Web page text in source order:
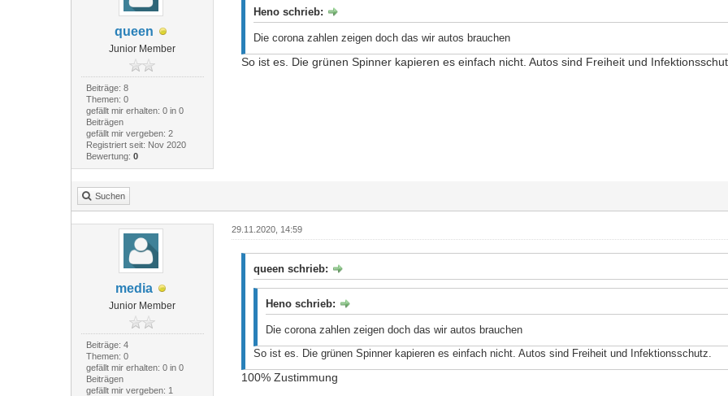
queen
Junior Member
Beiträge: 8
Themen: 0
gefällt mir erhalten: 0 in 0
Beiträgen
gefällt mir vergeben: 2
Registriert seit: Nov 2020
Bewertung: 0
Heno schrieb:
Die corona zahlen zeigen doch das wir autos brauchen
So ist es. Die grünen Spinner kapieren es einfach nicht. Autos sind Freiheit und
Suchen
media
Junior Member
Beiträge: 4
Themen: 0
gefällt mir erhalten: 0 in 0
Beiträgen
gefällt mir vergeben: 1
29.11.2020, 14:59
queen schrieb:
Heno schrieb:
Die corona zahlen zeigen doch das wir autos brauchen
So ist es. Die grünen Spinner kapieren es einfach nicht. Autos sind Freiheit und Infektionsschutz.
100% Zustimmung